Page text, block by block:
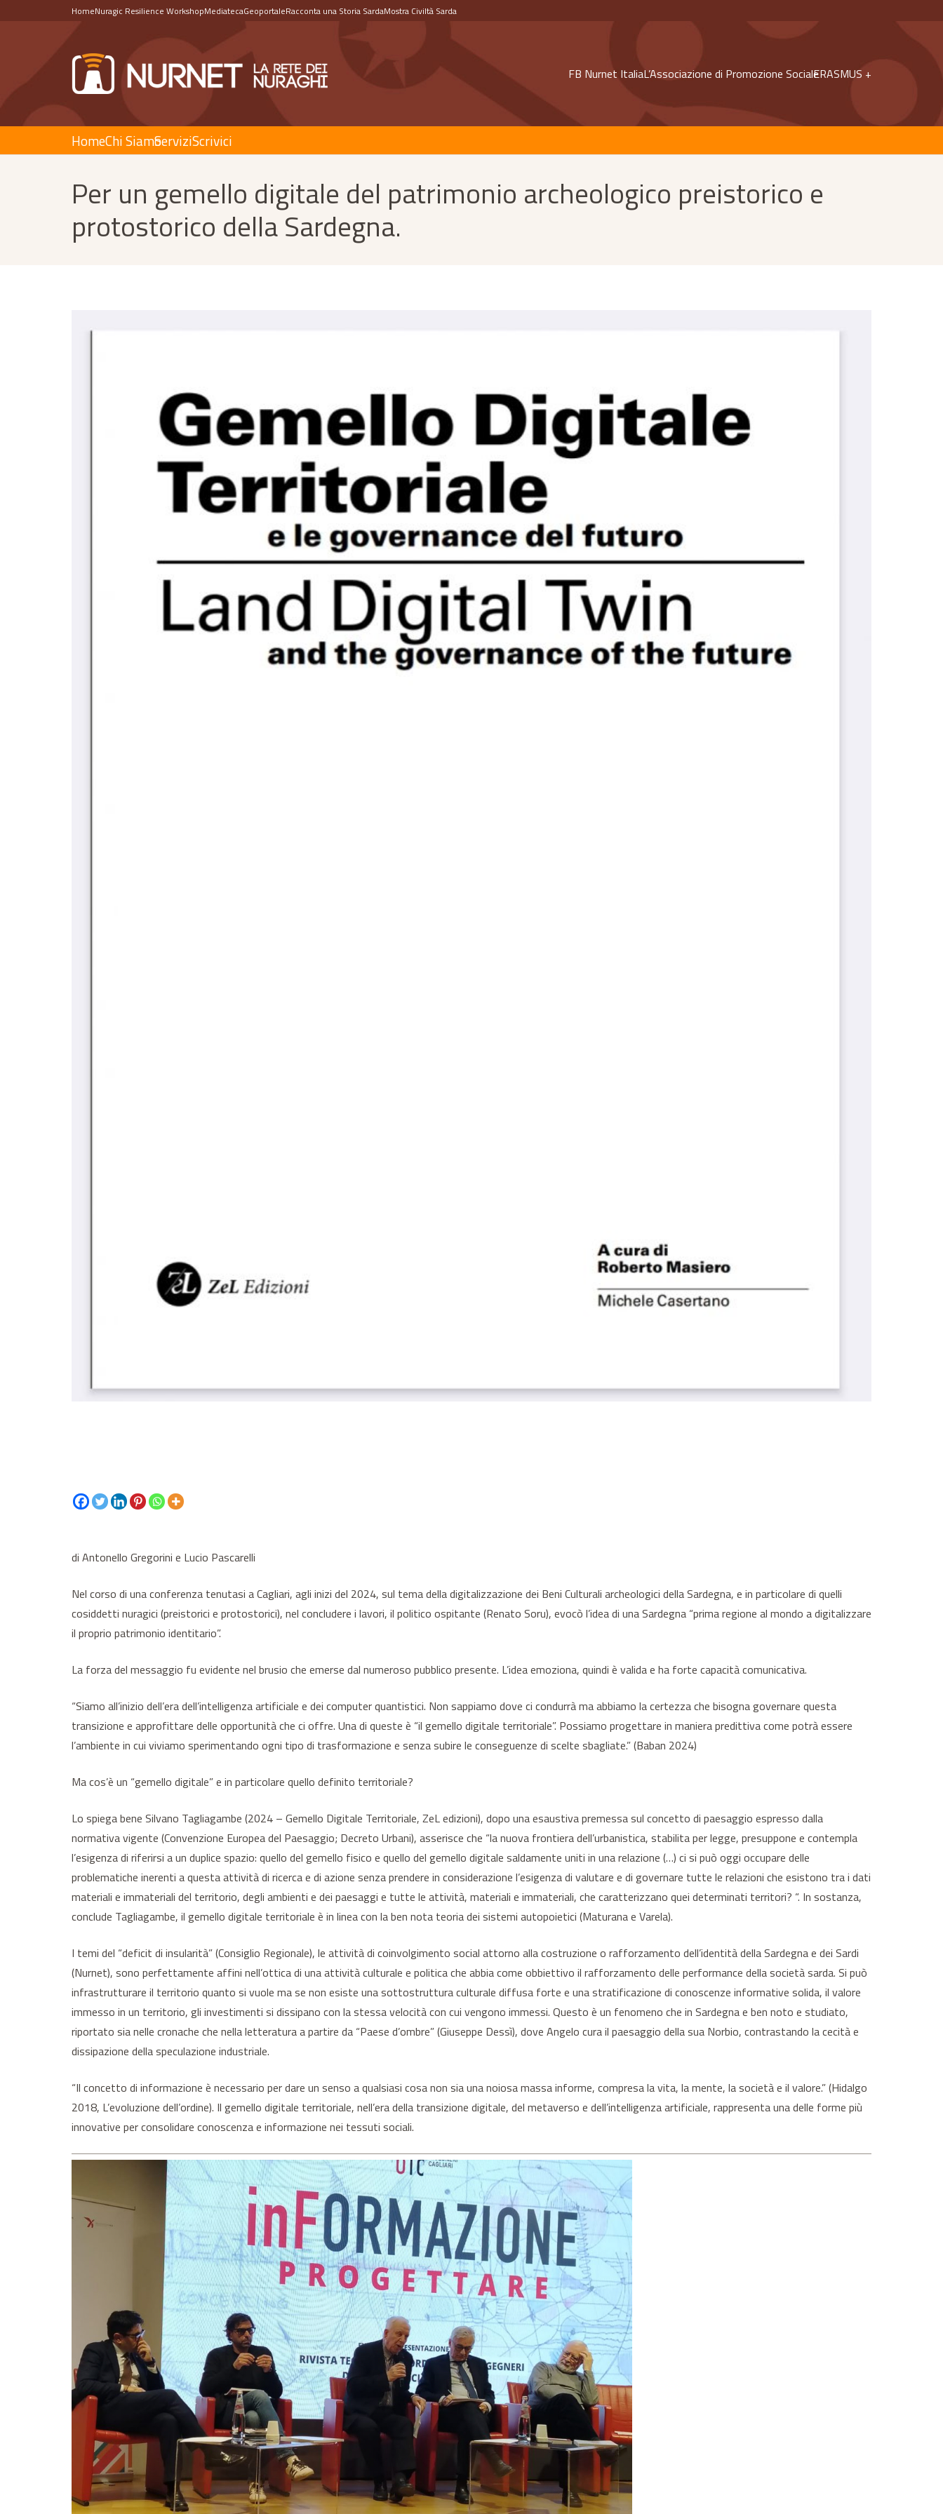
HomeNuragic Resilience WorkshopMediatecaGeoportaleRacconta una Storia SardaMostra Civiltà Sarda
FB Nurnet ItaliaL’Associazione di Promozione SocialeERASMUS +
HomeChi SiamoServiziScrivici
Per un gemello digitale del patrimonio archeologico preistorico e
protostorico della Sardegna.
di Antonello Gregorini e Lucio Pascarelli
Nel corso di una conferenza tenutasi a Cagliari, agli inizi del 2024, sul tema della digitalizzazione dei Beni Culturali archeologici della Sardegna, e in particolare di quelli
cosiddetti nuragici (preistorici e protostorici), nel concludere i lavori, il politico ospitante (Renato Soru), evocò l’idea di una Sardegna “prima regione al mondo a digitalizzare
il proprio patrimonio identitario”.
La forza del messaggio fu evidente nel brusio che emerse dal numeroso pubblico presente. L’idea emoziona, quindi è valida e ha forte capacità comunicativa.
“Siamo all’inizio dell’era dell’intelligenza artificiale e dei computer quantistici. Non sappiamo dove ci condurrà ma abbiamo la certezza che bisogna governare questa
transizione e approfittare delle opportunità che ci offre. Una di queste è “il gemello digitale territoriale”. Possiamo progettare in maniera predittiva come potrà essere
l’ambiente in cui viviamo sperimentando ogni tipo di trasformazione e senza subire le conseguenze di scelte sbagliate.” (Baban 2024)
Ma cos’è un “gemello digitale” e in particolare quello definito territoriale?
Lo spiega bene Silvano Tagliagambe (2024 – Gemello Digitale Territoriale, ZeL edizioni), dopo una esaustiva premessa sul concetto di paesaggio espresso dalla
normativa vigente (Convenzione Europea del Paesaggio; Decreto Urbani), asserisce che “la nuova frontiera dell’urbanistica, stabilita per legge, presuppone e contempla
l’esigenza di riferirsi a un duplice spazio: quello del gemello fisico e quello del gemello digitale saldamente uniti in una relazione (…) ci si può oggi occupare delle
problematiche inerenti a questa attività di ricerca e di azione senza prendere in considerazione l’esigenza di valutare e di governare tutte le relazioni che esistono tra i dati
materiali e immateriali del territorio, degli ambienti e dei paesaggi e tutte le attività, materiali e immateriali, che caratterizzano quei determinati territori? “. In sostanza,
conclude Tagliagambe, il gemello digitale territoriale è in linea con la ben nota teoria dei sistemi autopoietici (Maturana e Varela).
I temi del “deficit di insularità” (Consiglio Regionale), le attività di coinvolgimento social attorno alla costruzione o rafforzamento dell’identità della Sardegna e dei Sardi
(Nurnet), sono perfettamente affini nell’ottica di una attività culturale e politica che abbia come obbiettivo il rafforzamento delle performance della società sarda. Si può
infrastrutturare il territorio quanto si vuole ma se non esiste una sottostruttura culturale diffusa forte e una stratificazione di conoscenze informative solida, il valore
immesso in un territorio, gli investimenti si dissipano con la stessa velocità con cui vengono immessi. Questo è un fenomeno che in Sardegna e ben noto e studiato,
riportato sia nelle cronache che nella letteratura a partire da “Paese d’ombre” (Giuseppe Dessì), dove Angelo cura il paesaggio della sua Norbio, contrastando la cecità e
dissipazione della speculazione industriale.
“Il concetto di informazione è necessario per dare un senso a qualsiasi cosa non sia una noiosa massa informe, compresa la vita, la mente, la società e il valore.” (Hidalgo
2018, L’evoluzione dell’ordine). Il gemello digitale territoriale, nell’era della transizione digitale, del metaverso e dell’intelligenza artificiale, rappresenta una delle forme più
innovative per consolidare conoscenza e informazione nei tessuti sociali.